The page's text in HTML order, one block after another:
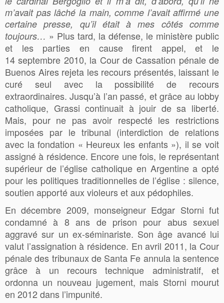
m’avait pas lâché la main, comme l’avait affirmé une
certaine presse, qu’il était à mes côtés comme
toujours… » Plus tard, la défense, le ministère public
et les parties en cause firent appel, et le
14 septembre 2010, la Cour de Cassation pénale de
Buenos Aires rejeta les recours présentés, laissant le
curé seul avec la possibilité de recours
extraordinaires. Jusqu’à l’an passé, et grâce au lobby
catholique, Grassi continuait à jouir de sa liberté.
Mais, pour ne pas avoir respecté les restrictions
imposées par le tribunal (interdiction de relations
avec la fondation « Heureux les enfants »), il se voit
assigné à résidence. Encore une fois, le représentant
supérieur de l’église catholique en Argentine a opté
pour les politiques traditionnelles de l’église : silence,
soutien apporté aux violeurs et aux pédophiles.
En décembre 2009, monseigneur Edgar Storni fut
condamné à 8 ans de prison pour abus sexuel
aggravé sur un ex-séminariste. Son âge avancé lui
valut l’assignation à résidence. En avril 2011, la Cour
pénale des tribunaux de Santa Fe annula la sentence
grâce à un recours technique administratif, et
ordonna un nouveau jugement, mais Storni mourut
en 2012 dans l’impunité.